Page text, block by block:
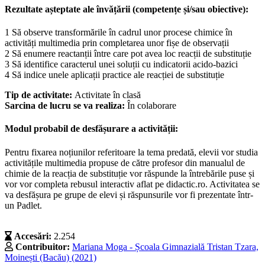
Rezultate așteptate ale învățării (competențe și/sau obiective):
1 Să observe transformările în cadrul unor procese chimice în
activități multimedia prin completarea unor fișe de observații
2 Să enumere reactanții între care pot avea loc reacții de substituție
3 Să identifice caracterul unei soluții cu indicatorii acido-bazici
4 Să indice unele aplicații practice ale reacției de substituție
Tip de activitate: Activitate în clasă
Sarcina de lucru se va realiza: În colaborare
Modul probabil de desfășurare a activității:
Pentru fixarea noțiunilor referitoare la tema predată, elevii vor studia
activitățile multimedia propuse de către profesor din manualul de
chimie de la reacția de substituție vor răspunde la întrebările puse și
vor vor completa rebusul interactiv aflat pe didactic.ro. Activitatea se
va desfășura pe grupe de elevi și răspunsurile vor fi prezentate într-
un Padlet.
Accesări: 2.254
Contribuitor: Mariana Moga - Școala Gimnazială Tristan Tzara,
Moinești (Bacău) (2021)